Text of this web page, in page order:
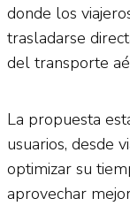
donde los
trasladarse
del transporte
La propuesta
usuarios, desde
optimizar su
aprovechar